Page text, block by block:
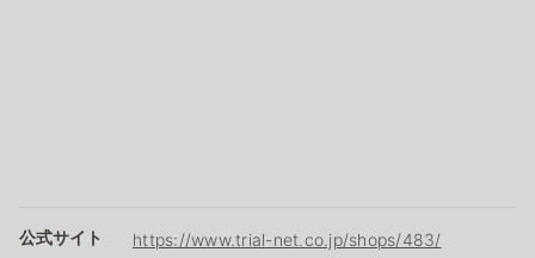
公式サイト https://www.trial-net.co.jp/shops/483/